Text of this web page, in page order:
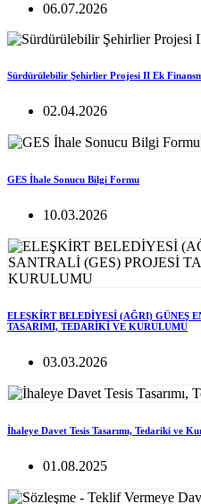
06.07.2026
Sürdürülebilir Şehirlier Projesi II Ek
02.04.2026
GES İhale Sonucu Bilgi Formu
10.03.2026
ELEŞKİRT BELEDİYESİ (AĞRI) GÜNEŞ
TASARIMI, TEDARİKİ VE KURULUMU
03.03.2026
İhaleye Davet Tesis Tasarımı, Tedariki ve
01.08.2025